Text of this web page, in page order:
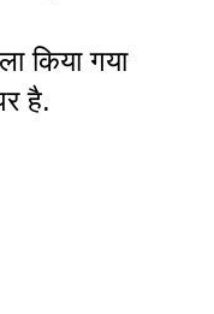
किया गया
है.